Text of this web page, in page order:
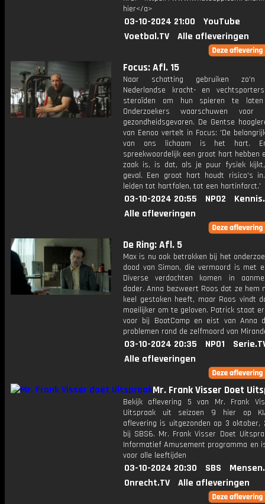
hier</a>
03-10-2024 21:00
YouTube
Voetbal.TV
Alle afleveringen
Focus: Afl. 15
Naar schatting gebruiken zo'n
Nederlandse kracht- en
steroïden om hun spieren te laten
Onderzoekers waarschuwen
gezondheidsgevaren. De Gentse
van Eenoo vertelt in Focus: 'De
van ons lichaam is het hart.
spreekwoordelijk een groot hart hebben
zaak is, is dat, als je puur fysiek
geval. Een groot hart houdt risico's
leiden tot hartfalen, tot een hartinfarct.'
03-10-2024 20:55 NPO2
Alle afleveringen
De Ring: Afl. 5
Max is nu ook betrokken bij het
dood van Simon, die vermoord is met
Diverse verdachten komen in
dader. Anna bezweert Roos dat ze hem
keel gestoken heeft, maar Roos vindt
moeilijker om te geloven. Patrick staat
voor bij BootCamp en eist van Anna
problemen rond de zelfmoord van
03-10-2024 20:35 NPO1
Alle afleveringen
Mr. Frank Visser Doet
Bekijk aflevering 5 van Mr. Frank
Uitspraak uit seizoen 9 hier op
aflevering is uitgezonden op 3 oktober,
bij SBS6. Mr. Frank Visser Doet
Informatief Amusement programma en
voor alle leeftijden
03-10-2024 20:30 SBS
Onrecht.TV
Alle afleveringen